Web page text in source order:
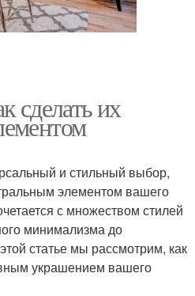
сделать их
и стильный выбор,
элементом вашего
с множеством стилей
минимализма до
статье мы рассмотрим, как
украшением вашего